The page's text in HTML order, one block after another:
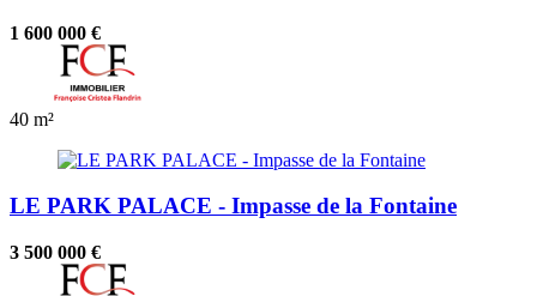
1 600 000 €
40 m²
LE PARK PALACE - Impasse de la Fontaine
3 500 000 €